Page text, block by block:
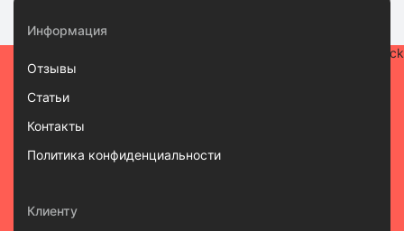
Информация
Отзывы
Статьи
Контакты
Политика конфиденциальности
Клиенту